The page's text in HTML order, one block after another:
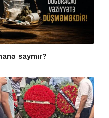
saymır?